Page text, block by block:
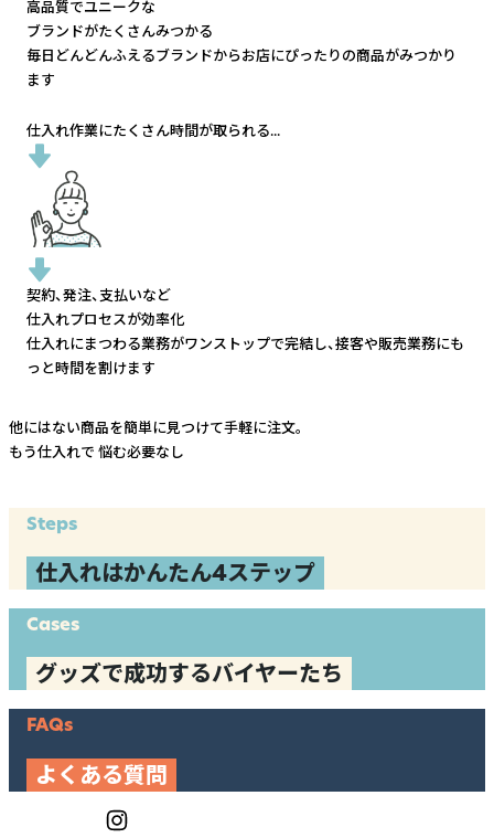
高品質でユニークな
ブランドがたくさんみつかる
毎日どんどんふえるブランドからお店にぴったりの商品がみつかり
ます
仕入れ作業にたくさん時間が取られる...
契約、発注、支払いなど
仕入れプロセスが効率化
仕入れにまつわる業務がワンストップで完結し、接客や販売業務にも
っと時間を割けます
他にはない商品を簡単に見つけて手軽に注文。
もう仕入れで 悩む必要なし
Steps
仕入れはかんたん4ステップ
Cases
グッズで成功するバイヤーたち
FAQs
よくある質問